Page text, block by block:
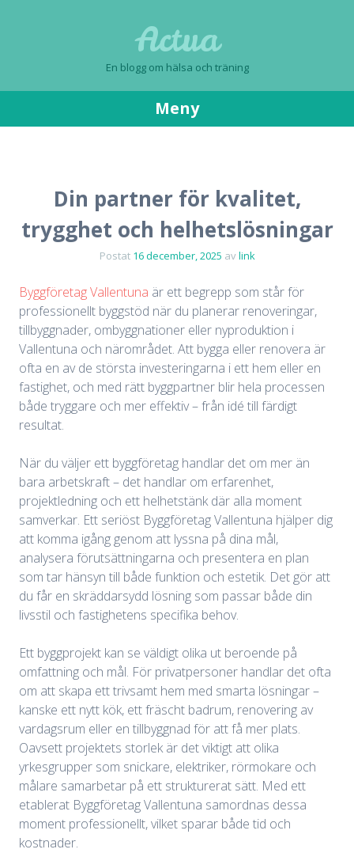
Actua
En blogg om hälsa och träning
Meny
Din partner för kvalitet,
trygghet och helhetslösningar
Postat 16 december, 2025 avlink
Byggföretag Vallentuna är ett begrepp som står för
professionellt byggstöd när du planerar renoveringar,
tillbyggnader, ombyggnationer eller nyproduktion i
Vallentuna och närområdet. Att bygga eller renovera är
ofta en av de största investeringarna i ett hem eller en
fastighet, och med rätt byggpartner blir hela processen
både tryggare och mer effektiv – från idé till färdigt
resultat.
När du väljer ett byggföretag handlar det om mer än
bara arbetskraft – det handlar om erfarenhet,
projektledning och ett helhetstänk där alla moment
samverkar. Ett seriöst Byggföretag Vallentuna hjälper dig
att komma igång genom att lyssna på dina mål,
analysera förutsättningarna och presentera en plan
som tar hänsyn till både funktion och estetik. Det gör att
du får en skräddarsydd lösning som passar både din
livsstil och fastighetens specifika behov.
Ett byggprojekt kan se väldigt olika ut beroende på
omfattning och mål. För privatpersoner handlar det ofta
om att skapa ett trivsamt hem med smarta lösningar –
kanske ett nytt kök, ett fräscht badrum, renovering av
vardagsrum eller en tillbyggnad för att få mer plats.
Oavsett projektets storlek är det viktigt att olika
yrkesgrupper som snickare, elektriker, rörmokare och
målare samarbetar på ett strukturerat sätt. Med ett
etablerat Byggföretag Vallentuna samordnas dessa
moment professionellt, vilket sparar både tid och
kostnader.